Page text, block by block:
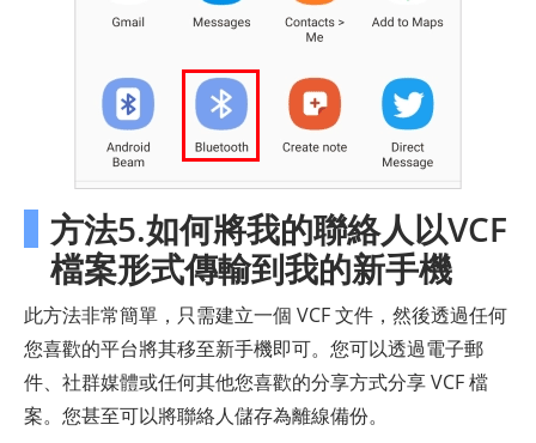
方法5.如何將我的聯絡人以VCF
檔案形式傳輸到我的新手機
此方法非常簡單，只需建立一個 VCF 文件，然後透過任何
您喜歡的平台將其移至新手機即可。您可以透過電子郵
件、社群媒體或任何其他您喜歡的分享方式分享 VCF 檔
案。您甚至可以將聯絡人儲存為離線備份。